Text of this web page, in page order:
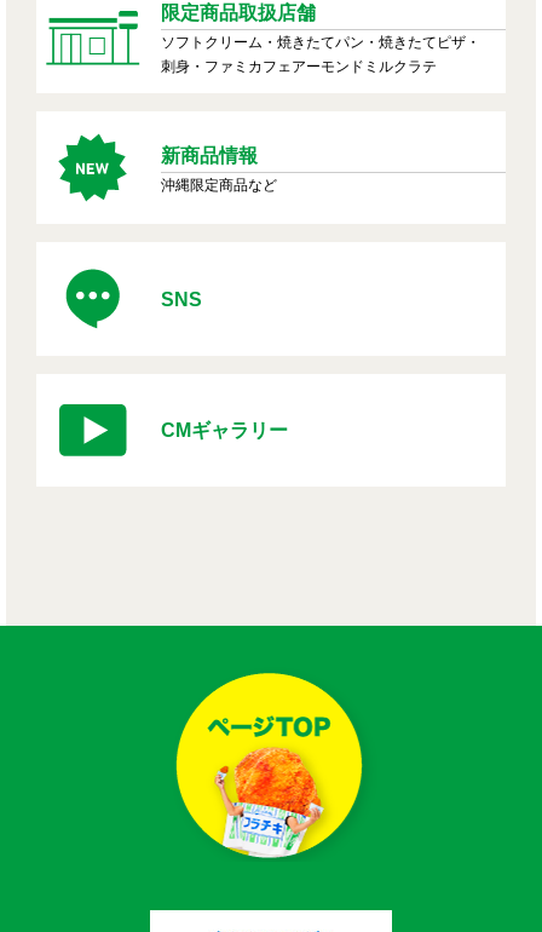
限定商品取扱店舗
ソフトクリーム・焼きたてパン・焼きたてピザ・
刺身・ファミカフェアーモンドミルクラテ
新商品情報
沖縄限定商品など
SNS
CMギャラリー